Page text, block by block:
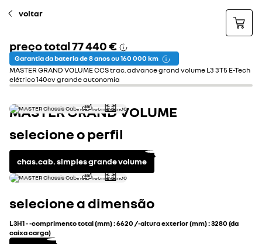
voltar
preço total77 440 €
Garantia da bateria de 8 anos ou 160 000 km
MASTER GRAND VOLUME CCS trac. advance grand volume L3 3T5 E-Tech
elétrico 140cv grande autonomia
MASTER GRAND VOLUME
selecione o perfil
chas.cab. simples grande volume
selecione a dimensão
L3H1--comprimento total (mm):6620 /-altura exterior (mm):3280 (da
caixa carga)